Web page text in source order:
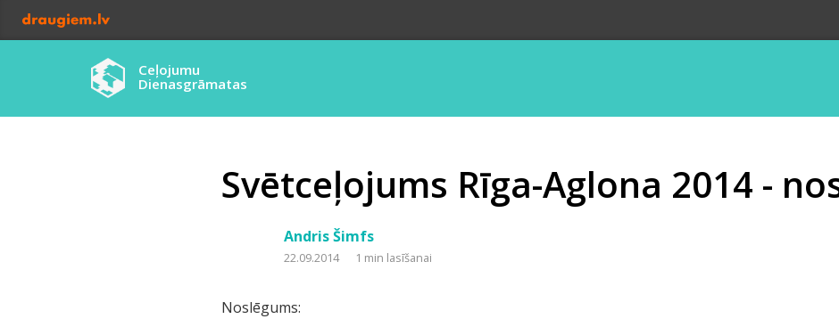
Ceļojumu
Dienasgrāmatas
Svētceļojums Rīga-Aglona 2014 -
Andris Šimfs
22.09.2014 1 min lasīšanai
Noslēgums: